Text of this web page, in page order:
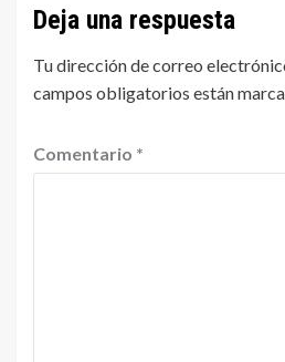
Deja una respuesta
Tu dirección de correo
campos obligatorios están
Comentario *